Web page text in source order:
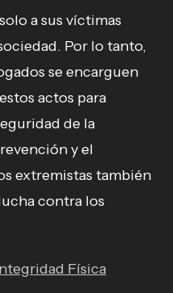
a sus víctimas
Por lo tanto,
se encarguen
actos para
de la
y el
extremistas también
contra los
Física